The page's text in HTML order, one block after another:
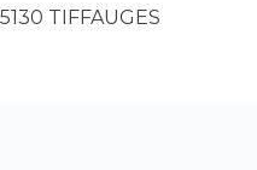
TIFFAUGES